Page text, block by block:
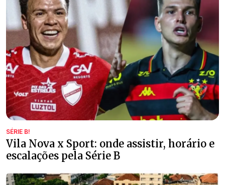
SÉRIE B!
Vila Nova x Sport: onde assistir, horário e
escalações pela Série B